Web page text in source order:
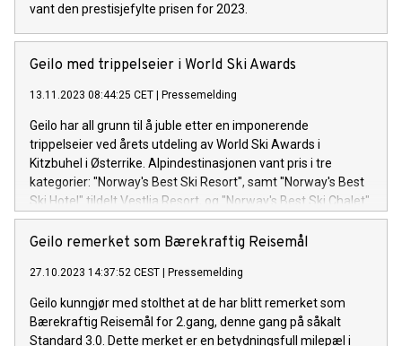
vant den prestisjefylte prisen for 2023.
Geilo med trippelseier i World Ski Awards
13.11.2023 08:44:25 CET | Pressemelding
Geilo har all grunn til å juble etter en imponerende
trippelseier ved årets utdeling av World Ski Awards i
Kitzbuhel i Østerrike. Alpindestinasjonen vant pris i tre
kategorier: "Norway's Best Ski Resort", samt "Norway's Best
Ski Hotel" tildelt Vestlia Resort, og "Norway's Best Ski Chalet"
tildelt Havsdalsgrenda. Geilo har dermed vunnet "Norway's
Best Ski Resort" fem ganger sammenhengende siden 2019.
Geilo remerket som Bærekraftig Reisemål
27.10.2023 14:37:52 CEST | Pressemelding
Geilo kunngjør med stolthet at de har blitt remerket som
Bærekraftig Reisemål for 2.gang, denne gang på såkalt
Standard 3.0. Dette merket er en betydningsfull milepæl i